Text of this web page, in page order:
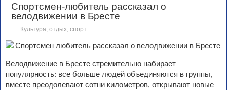
Спортсмен-любитель рассказал о
велодвижении в Бресте
Культура, отдых, спорт
Велодвижение в Бресте стремительно набирает
популярность: все больше людей объединяются в группы,
вместе преодолевают сотни километров, открывают новые